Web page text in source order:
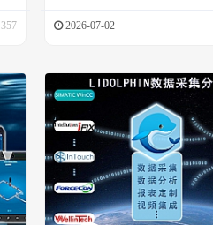
357 2026-07-02